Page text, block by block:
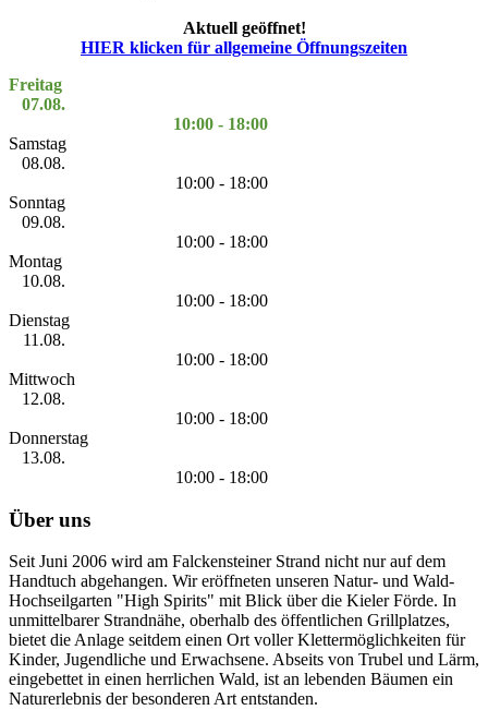
Aktuell geöffnet!
HIER klicken für allgemeine Öffnungszeiten
Freitag
07.08.
10:00 - 18:00
Samstag
08.08.
10:00 - 18:00
Sonntag
09.08.
10:00 - 18:00
Montag
10.08.
10:00 - 18:00
Dienstag
11.08.
10:00 - 18:00
Mittwoch
12.08.
10:00 - 18:00
Donnerstag
13.08.
10:00 - 18:00
Über uns
Seit Juni 2006 wird am Falckensteiner Strand nicht nur auf dem
Handtuch abgehangen. Wir eröffneten unseren Natur- und Wald-
Hochseilgarten "High Spirits" mit Blick über die Kieler Förde. In
unmittelbarer Strandnähe, oberhalb des öffentlichen Grillplatzes,
bietet die Anlage seitdem einen Ort voller Klettermöglichkeiten für
Kinder, Jugendliche und Erwachsene. Abseits von Trubel und Lärm,
eingebettet in einen herrlichen Wald, ist an lebenden Bäumen ein
Naturerlebnis der besonderen Art entstanden.